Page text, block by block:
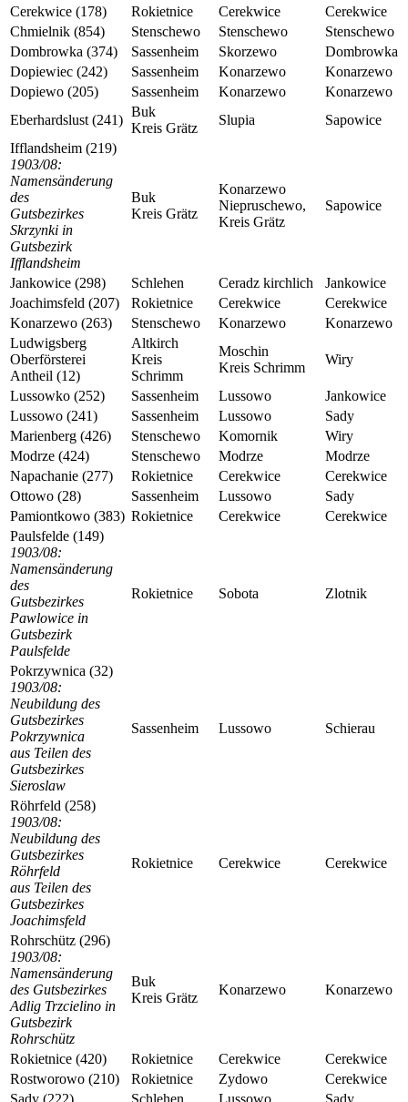
Cerekwice (178) Rokietnice Cerekwice
Cerekwice
Chmielnik (854)
Stenschewo Stenschewo
Stenschewo
Dombrowka (374)
Sassenheim Skorzewo
Dombrowka
Dopiewiec (242)
Sassenheim Konarzewo
Konarzewo
Dopiewo (205)
Sassenheim Konarzewo
Konarzewo
Eberhardslust (241)
Buk
Kreis Grätz
Slupia
Sapowice
Ifflandsheim (219)
1903/08:
Namensänderung
des
Gutsbezirkes
Skrzynki in
Gutsbezirk
Ifflandsheim
Buk
Kreis Grätz
Konarzewo
Niepruschewo,
Kreis Grätz
Sapowice
Jankowice (298) Schlehen Ceradz kirchlich
Jankowice
Joachimsfeld (207)
Rokietnice Cerekwice
Cerekwice
Konarzewo (263)
Stenschewo Konarzewo
Konarzewo
Ludwigsberg
Oberförsterei
Antheil (12)
Altkirch
Kreis
Schrimm
Moschin
Kreis Schrimm
Wiry
Lussowko (252) Sassenheim Lussowo
Jankowice
Lussowo (241)
Sassenheim Lussowo
Sady
Marienberg (426)
Stenschewo Komornik
Wiry
Modrze (424)
Stenschewo Modrze
Modrze
Napachanie (277)
Rokietnice Cerekwice
Cerekwice
Ottowo (28)
Sassenheim Lussowo
Sady
Pamiontkowo (383) Rokietnice Cerekwice
Cerekwice
Paulsfelde (149)
1903/08:
Namensänderung
des
Gutsbezirkes
Pawlowice in
Gutsbezirk
Paulsfelde
Rokietnice Sobota Zlotnik
Pokrzywnica (32)
1903/08:
Neubildung des
Gutsbezirkes
Pokrzywnica
aus Teilen des
Gutsbezirkes
Sieroslaw
Sassenheim Lussowo Schierau
Röhrfeld (258)
1903/08:
Neubildung des
Gutsbezirkes
Röhrfeld
aus Teilen des
Gutsbezirkes
Joachimsfeld
Rokietnice Cerekwice Cerekwice
Rohrschütz (296)
1903/08:
Namensänderung
des Gutsbezirkes
Adlig Trzcielino in
Gutsbezirk
Rohrschütz
Buk
Kreis Grätz
Konarzewo Konarzewo
Rokietnice (420) Rokietnice Cerekwice
Cerekwice
Rostworowo (210)
Rokietnice Zydowo
Cerekwice
Sady (222)
Schlehen Lussowo Sady